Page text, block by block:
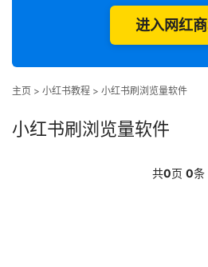
进入网红
主页 > 小红书教程 > 小红书刷浏览量软件
小红书刷浏览量软件
共0页 0条